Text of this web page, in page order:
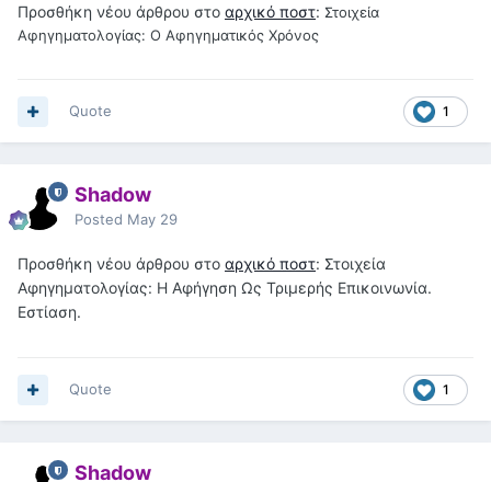
Προσθήκη νέου άρθρου στο αρχικό ποστ: Στοιχεία
Αφηγηματολογίας: Ο Αφηγηματικός Χρόνος
1
Quote
Shadow
Posted May 29
Προσθήκη νέου άρθρου στο αρχικό ποστ: Στοιχεία
Αφηγηματολογίας: Η Αφήγηση Ως Τριμερής Επικοινωνία.
Εστίαση.
1
Quote
Shadow